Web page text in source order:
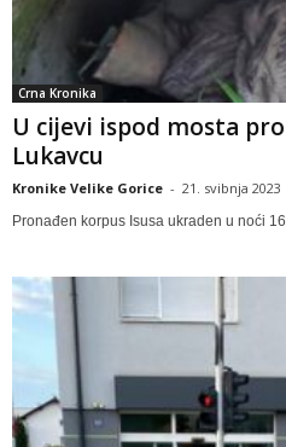
Crna Kronika
U cijevi ispod mosta
Lukavcu
Kronike Velike Gorice - 21. svibnja 2023
Pronađen korpus Isusa ukraden u noći